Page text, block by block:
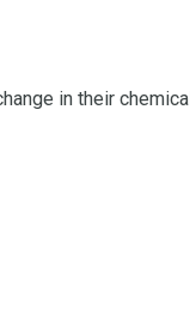
in their